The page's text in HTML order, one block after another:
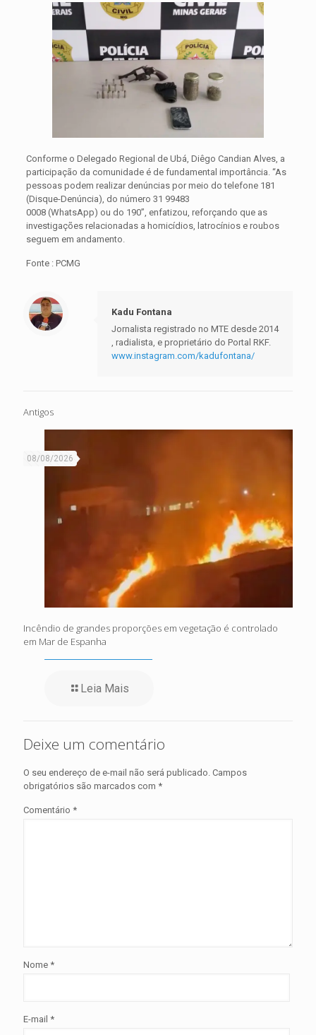
Conforme o Delegado Regional de Ubá, Diêgo Candian Alves, a
participação da comunidade é de fundamental importância. “As
pessoas podem realizar denúncias por meio do telefone 181
(Disque-Denúncia), do número 31 99483
0008 (WhatsApp) ou do 190”, enfatizou, reforçando que as
investigações relacionadas a homicídios, latrocínios e roubos
seguem em andamento.
Fonte : PCMG
Kadu Fontana
Jornalista registrado no MTE desde 2014
, radialista, e proprietário do Portal RKF.
www.instagram.com/kadufontana/
Antigos
08/08/2026
Incêndio de grandes proporções em vegetação é controlado
em Mar de Espanha
Leia Mais
Deixe um comentário
O seu endereço de e-mail não será publicado. Campos
obrigatórios são marcados com *
Comentário *
Nome *
E-mail *